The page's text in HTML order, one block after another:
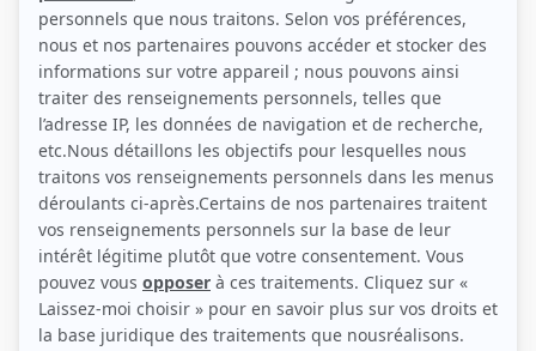
CARLO MESTRONI
Liens
Fiche de Carlo Mestroni sur Showbizz.net
Personnages
Les Armes(Alain Desharnais 2025 )
Hôtel(M. Francoeur2022 )
Fatale-Station(Agent Gianetti)